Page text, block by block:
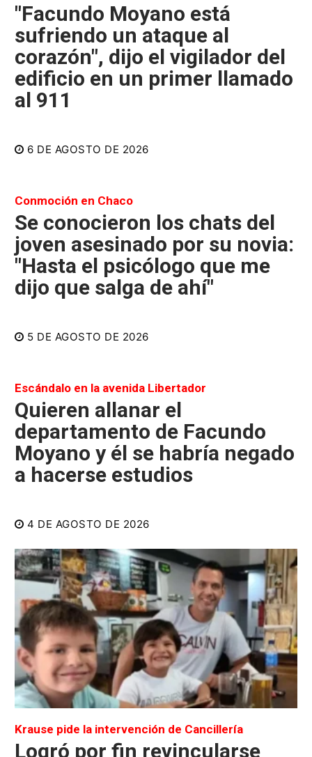
"Facundo Moyano está
sufriendo un ataque al
corazón", dijo el vigilador del
edificio en un primer llamado
al 911
6 DE AGOSTO DE 2026
Conmoción en Chaco
Se conocieron los chats del
joven asesinado por su novia:
"Hasta el psicólogo que me
dijo que salga de ahí"
5 DE AGOSTO DE 2026
Escándalo en la avenida Libertador
Quieren allanar el
departamento de Facundo
Moyano y él se habría negado
a hacerse estudios
4 DE AGOSTO DE 2026
Krause pide la intervención de Cancillería
Logró por fin revincularse